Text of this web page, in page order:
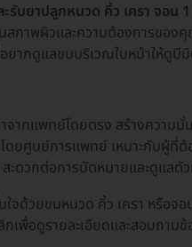
บยาปลูกหนวด คิ้ว เครา จอน 1
ภาพผิวและความต้องการของ
ยากดูแลขนบริเวณใบหน้าให้ดูมี
จากแพทย์โดยตรง สร้างความมั่
ยศูนย์การแพทย์ เหมาะกับผู้ที่ต้
สะดวกต่อการนัดหมายและดูแลตัว
ใจด้วยขนหนวด คิ้ว เครา หรือ
พื่อดูรายละเอียดและสอบถามข้